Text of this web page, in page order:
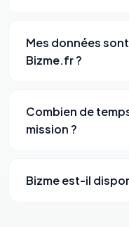
Mes données
Bizme.fr ?
Combien de
mission ?
Bizme est-il